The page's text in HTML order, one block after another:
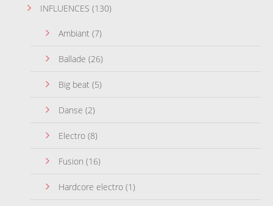
INFLUENCES (130)
Ambiant (7)
Ballade (26)
Big beat (5)
Danse (2)
Electro (8)
Fusion (16)
Hardcore electro (1)